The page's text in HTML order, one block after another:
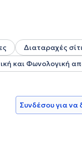
Διαταραχές
και Φωνολογική
Συνδέσου για να